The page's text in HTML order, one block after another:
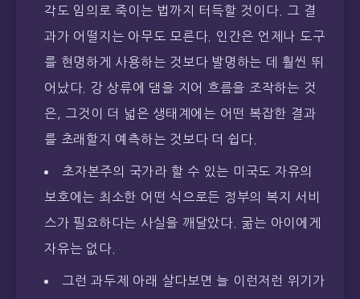
각도 임의로 죽이는 법까지 터득할 것이다. 그 결
과가 어떨지는 아무도 모른다. 인간은 언제나 도구
를 현명하게 사용하는 것보다 발명하는 데 훨씬 뛰
어났다. 강 상류에 댐을 지어 흐름을 조작하는 것
은, 그것이 더 넓은 생태계에는 어떤 복잡한 결과
를 초래할지 예측하는 것보다 더 쉽다.
초자본주의 국가라 할 수 있는 미국도 자유의
보호에는 최소한 어떤 식으로든 정부의 복지 서비
스가 필요하다는 사실을 깨달았다. 굶는 아이에게
자유는 없다.
그런 과두제 아래 살다보면 늘 이런저런 위기가